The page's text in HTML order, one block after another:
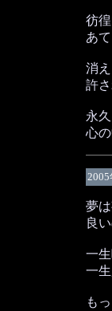
彷
あ
消
許
永
心
2005
夢
良
一
一
も